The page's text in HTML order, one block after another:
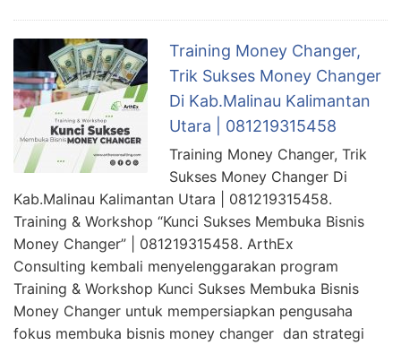
Training Money Changer,
Trik Sukses Money Changer
Di Kab.Malinau Kalimantan
Utara | 081219315458
Training Money Changer, Trik
Sukses Money Changer Di
Kab.Malinau Kalimantan Utara | 081219315458.
Training & Workshop “Kunci Sukses Membuka Bisnis
Money Changer” | 081219315458. ArthEx
Consulting kembali menyelenggarakan program
Training & Workshop Kunci Sukses Membuka Bisnis
Money Changer untuk mempersiapkan pengusaha
fokus membuka bisnis money changer dan strategi